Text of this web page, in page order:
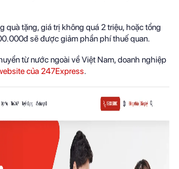
quà tặng, giá trị không quá 2 triệu, hoặc tổng
sẽ được giảm phần phí thuế quan.
từ nước ngoài về Việt Nam, doanh nghiệp
của 247Express.